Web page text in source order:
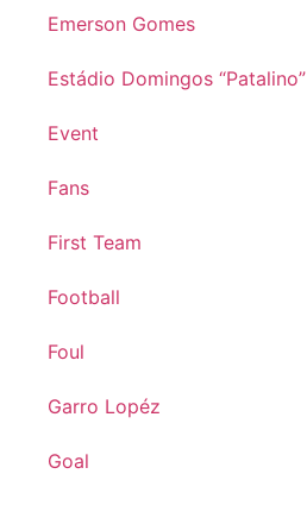
Emerson Gomes
Estádio Domingos “Patalino”
Event
Fans
First Team
Football
Foul
Garro Lopéz
Goal